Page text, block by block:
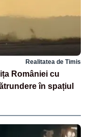
Realitatea de Timis
României cu
în spațiul